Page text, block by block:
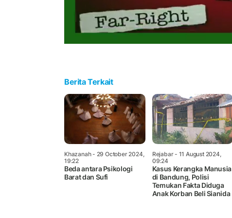
Berita Terkait
Khazanah- 29 October 2024,
19:22
Beda antara Psikologi
Barat dan Sufi
Rejabar- 11 August 2024,
09:24
Kasus Kerangka Manusia
di Bandung, Polisi
Temukan Fakta Diduga
Anak Korban Beli Sianida